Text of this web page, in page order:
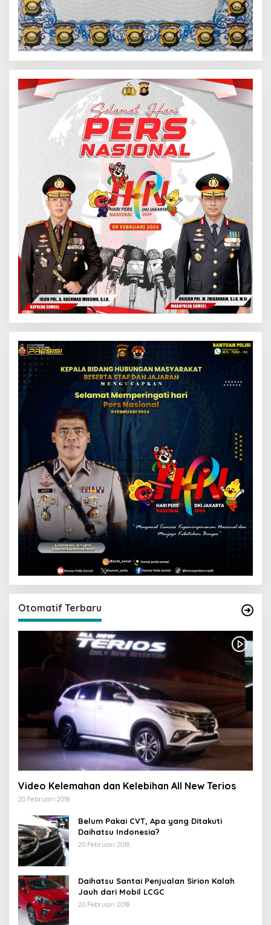
Otomatif Terbaru
Video Kelemahan dan Kelebihan All New Terios
20 Februari 2018
Belum Pakai CVT, Apa yang Ditakuti
Daihatsu Indonesia?
20 Februari 2018
Daihatsu Santai Penjualan Sirion Kalah
Jauh dari Mobil LCGC
20 Februari 2018